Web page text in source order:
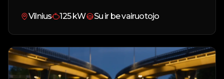
Vilnius 125 kW Su ir be vairuotojo